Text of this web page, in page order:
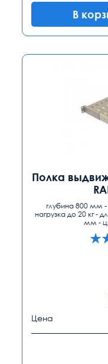
В
Полка
глубина 800 мм
нагрузка до 20 кг -
мм -
Цена